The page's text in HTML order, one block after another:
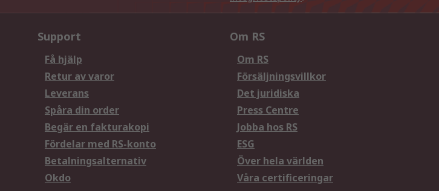
Support
Få hjälp
Retur av varor
Leverans
Spåra din order
Begär en fakturakopi
Fördelar med RS-konto
Betalningsalternativ
Okdo
Om RS
Om RS
Försäljningsvillkor
Det juridiska
Press Centre
Jobba hos RS
ESG
Över hela världen
Våra certificeringar